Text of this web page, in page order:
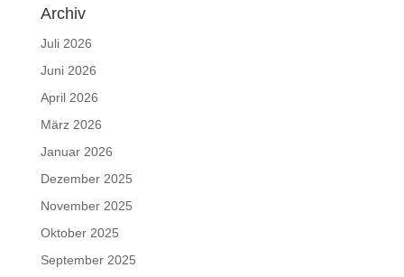
Archiv
Juli 2026
Juni 2026
April 2026
März 2026
Januar 2026
Dezember 2025
November 2025
Oktober 2025
September 2025